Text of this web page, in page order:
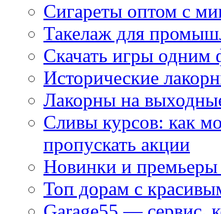
Сигареты оптом с
Такелаж для
Скачать игры одним
Исторические
Лакорны на
Сливы курсов: как
пропускать акции
Новинки и
Топ дорам с